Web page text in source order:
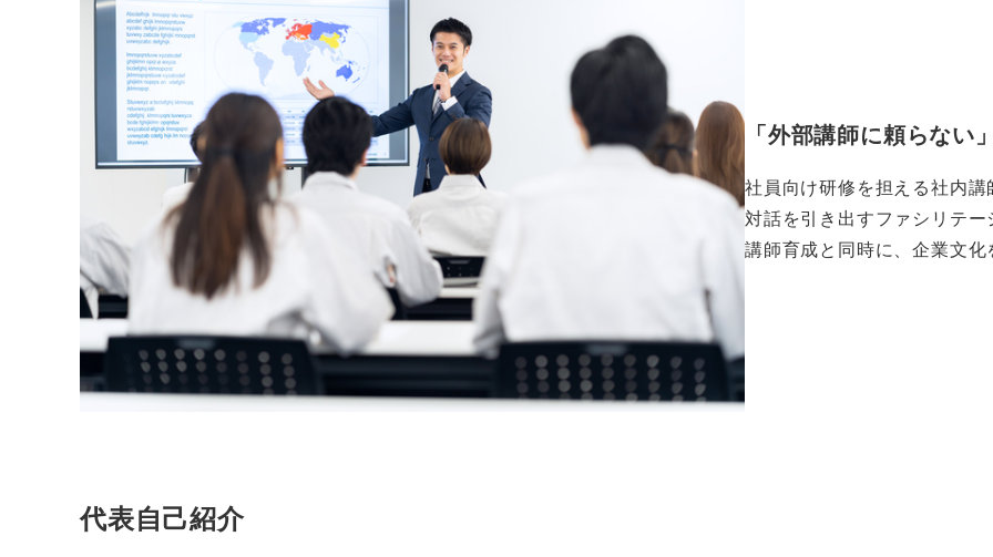
「外部講師に頼らな
社員向け研修を担える社内
対話を引き出すファシリテ
講師育成と同時に、企業文
代表自己紹介